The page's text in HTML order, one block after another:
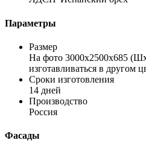
Параметры
Размер
На фото 3000х2500х685
изготавливаться в другом
Сроки изготовления
14 дней
Производство
Россия
Фасады